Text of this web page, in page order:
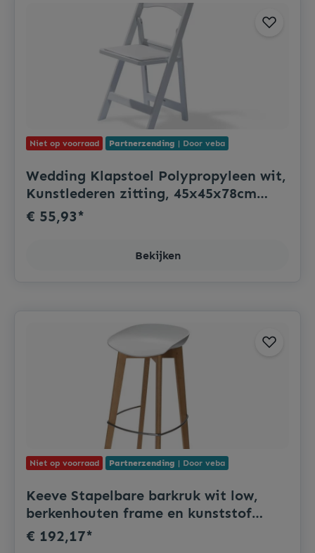
Niet op voorraad Partnerzending | Door veba
Wedding Klapstoel Polypropyleen wit,
Kunstlederen zitting, 45x45x78cm
(LxBxH), 50220
€ 55,93*
Bekijken
Niet op voorraad Partnerzending | Door veba
Keeve Stapelbare barkruk wit low,
berkenhouten frame en kunststof
zitting, 53x47x90cm (LxBxH),
506F03SW
€ 192,17*